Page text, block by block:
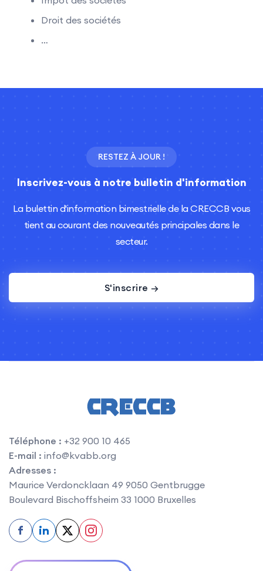
Droit des sociétés
…
RESTEZ À JOUR !
Inscrivez-vous à notre bulletin d'information
La bulettin d'information bimestrielle de la CRECCB vous
tient au courant des nouveautés principales dans le
secteur.
S'inscrire →
Téléphone : +32 900 10 465
E-mail : info@kvabb.org
Adresses :
Maurice Verdoncklaan 49 9050 Gentbrugge
Boulevard Bischoffsheim 33 1000 Bruxelles
f in